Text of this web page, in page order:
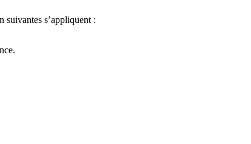
suivantes s’appliquent :